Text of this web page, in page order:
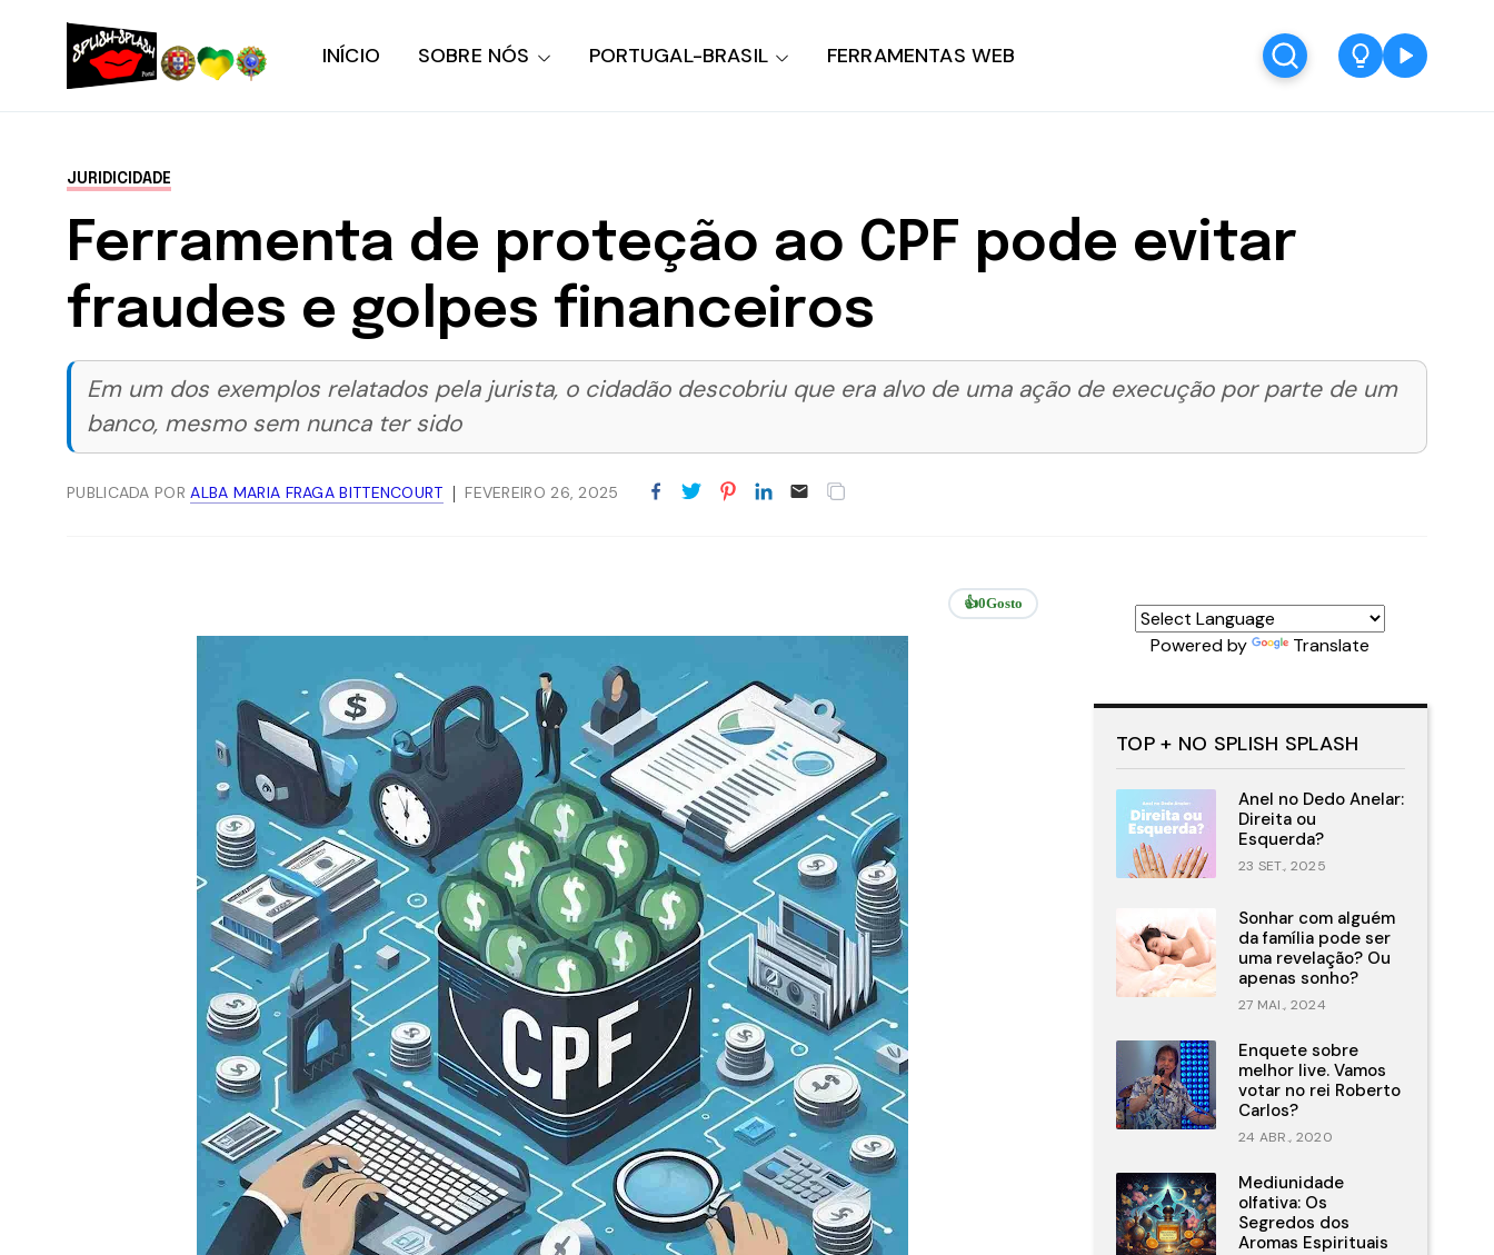
INÍCIO SOBRE NÓS PORTUGAL-BRASIL FERRAMENTAS WEB
JURIDICIDADE
Ferramenta de proteção ao CPF pode evitar
fraudes e golpes financeiros
Em um dos exemplos relatados pela jurista, o cidadão descobriu que era alvo de uma ação de execução por parte de um
banco, mesmo sem nunca ter sido
PUBLICADA PORALBA MARIA FRAGA BITTENCOURT FEVEREIRO 26, 2025
👍0Gosto
Powered by Translate
TOP + NO SPLISH SPLASH
Anel no Dedo Anelar:
Direita ou
Esquerda?
23 SET., 2025
Sonhar com alguém
da família pode ser
uma revelação? Ou
apenas sonho?
27 MAI., 2024
Enquete sobre
melhor live. Vamos
votar no rei Roberto
Carlos?
24 ABR., 2020
Mediunidade
olfativa: Os
Segredos dos
Aromas Espirituais